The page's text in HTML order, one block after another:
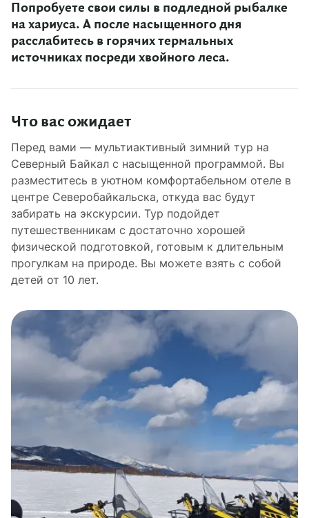
Попробуете свои силы в подледной рыбалке
на хариуса. А после насыщенного дня
расслабитесь в горячих термальных
источниках посреди хвойного леса.
Что вас ожидает
Перед вами — мультиактивный зимний тур на
Северный Байкал с насыщенной программой. Вы
разместитесь в уютном комфортабельном отеле в
центре Северобайкальска, откуда вас будут
забирать на экскурсии. Тур подойдет
путешественникам с достаточно хорошей
физической подготовкой, готовым к длительным
прогулкам на природе. Вы можете взять с собой
детей от 10 лет.